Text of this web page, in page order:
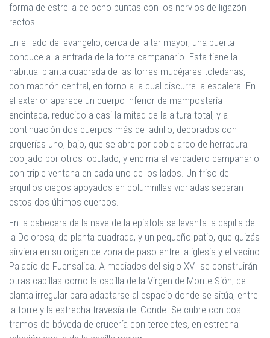
forma de estrella de ocho puntas con los nervios de ligazón
rectos.
En el lado del evangelio, cerca del altar mayor, una puerta
conduce a la entrada de la torre-campanario. Esta tiene la
habitual planta cuadrada de las torres mudéjares toledanas,
con machón central, en torno a la cual discurre la escalera. En
el exterior aparece un cuerpo inferior de mampostería
encintada, reducido a casi la mitad de la altura total, y a
continuación dos cuerpos más de ladrillo, decorados con
arquerías uno, bajo, que se abre por doble arco de herradura
cobijado por otros lobulado, y encima el verdadero campanario
con triple ventana en cada uno de los lados. Un friso de
arquillos ciegos apoyados en columnillas vidriadas separan
estos dos últimos cuerpos.
En la cabecera de la nave de la epístola se levanta la capilla de
la Dolorosa, de planta cuadrada, y un pequeño patio, que quizás
sirviera en su origen de zona de paso entre la iglesia y el vecino
Palacio de Fuensalida. A mediados del siglo XVI se construirán
otras capillas como la capilla de la Virgen de Monte-Sión, de
planta irregular para adaptarse al espacio donde se sitúa, entre
la torre y la estrecha travesía del Conde. Se cubre con dos
tramos de bóveda de crucería con terceletes, en estrecha